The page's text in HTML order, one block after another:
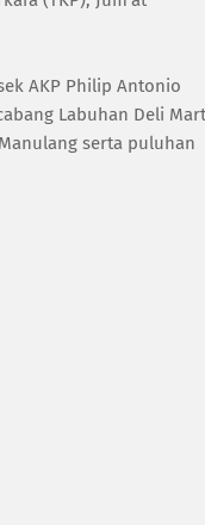
AKP Philip Antonio
Labuhan Deli
serta puluhan